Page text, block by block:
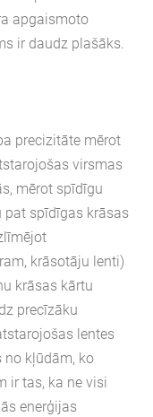
apgaismoto
ir daudz plašāks.
precizitāte mērot
virsmas
mērot spīdīgu
pat spīdīgas krāsas
krāsotāju lenti)
krāsas kārtu
precīzāku
lentes
kļūdām, ko
ir tas, ka ne visi
enerģijas